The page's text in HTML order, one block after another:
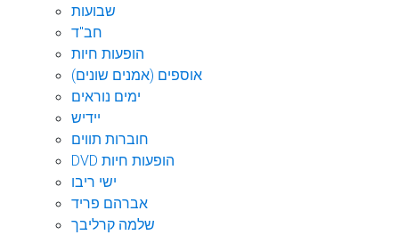
שבועות
חב"ד
הופעות חיות
אוספים (אמנים שונים)
ימים נוראים
יידיש
חוברות תווים
DVD הופעות חיות
ישי ריבו
אברהם פריד
שלמה קרליבך